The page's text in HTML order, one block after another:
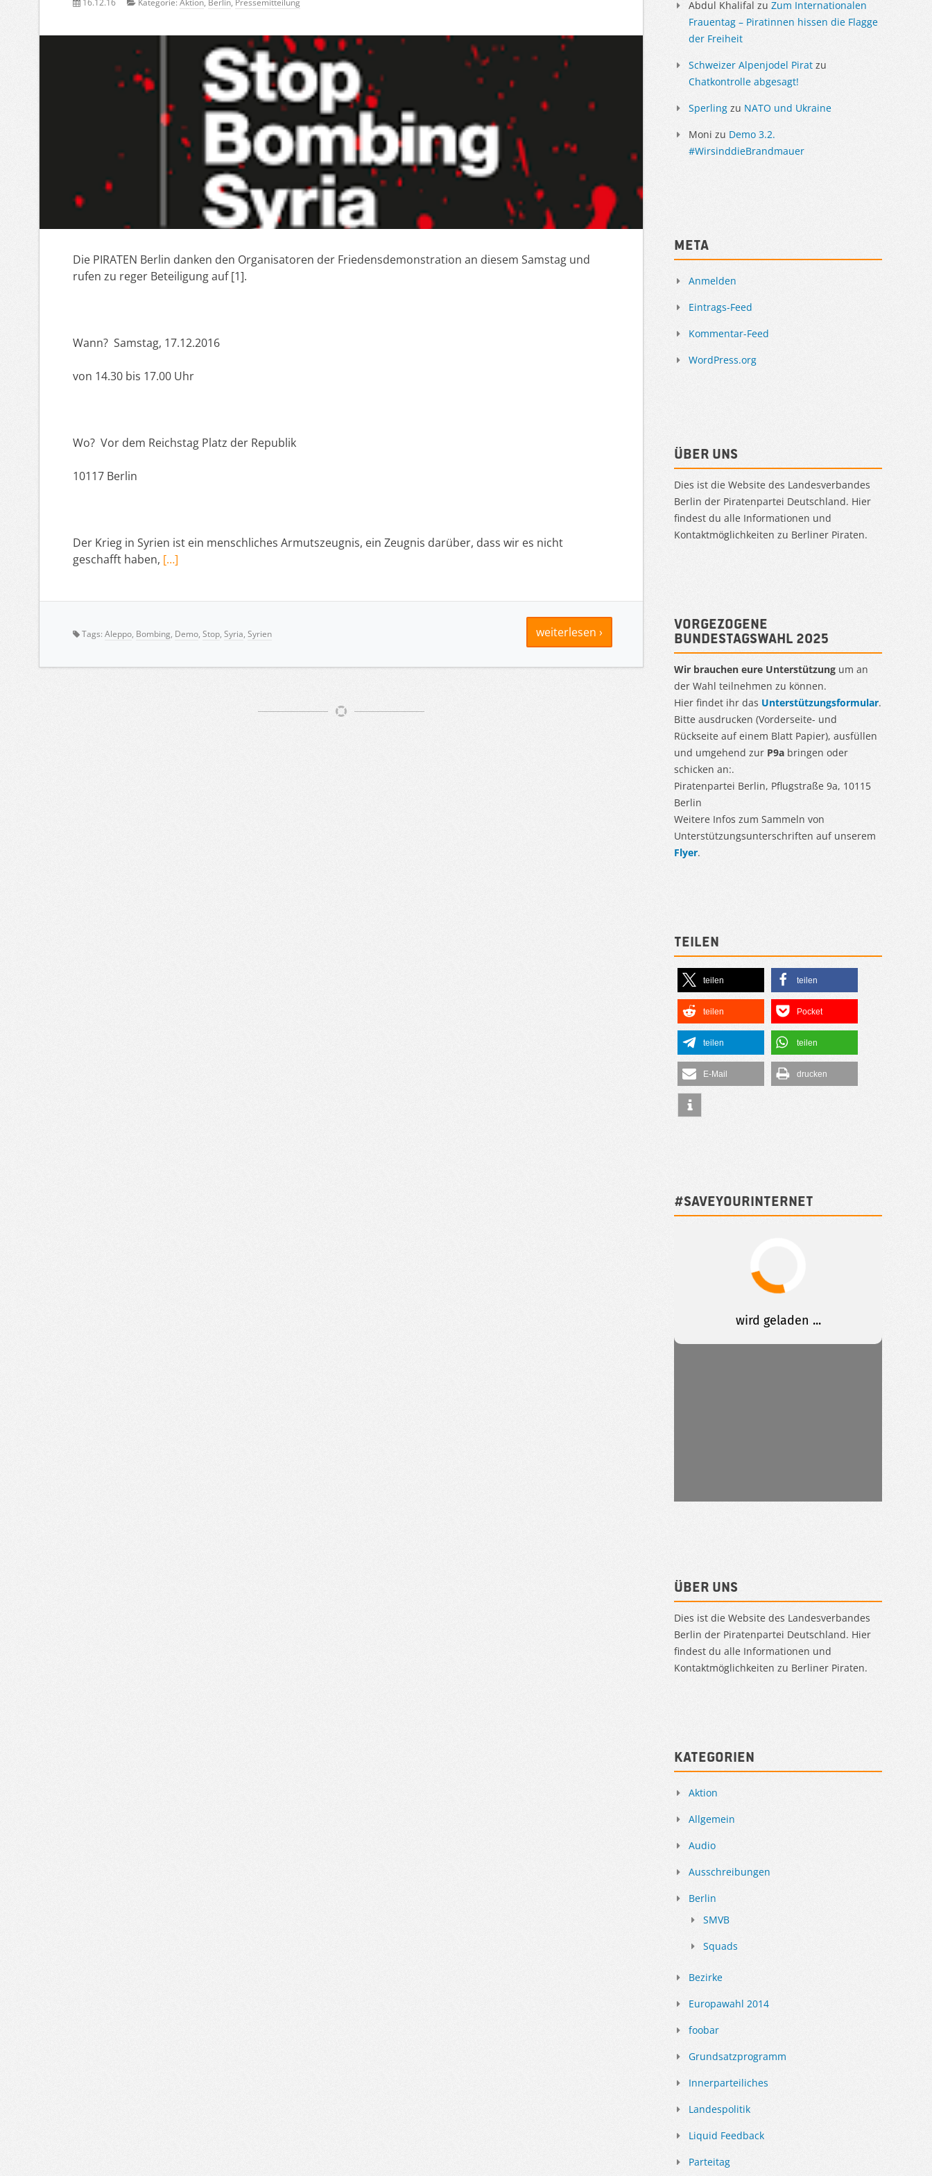
16.12.16 Kategorie: Aktion, Berlin, Pressemitteilung
Die PIRATEN Berlin danken den Organisatoren der Friedensdemonstration an diesem Samstag und
rufen zu reger Beteiligung auf [1].
Wann? Samstag, 17.12.2016
von 14.30 bis 17.00 Uhr
Wo? Vor dem Reichstag Platz der Republik
10117 Berlin
Der Krieg in Syrien ist ein menschliches Armutszeugnis, ein Zeugnis darüber, dass wir es nicht
geschafft haben, […]
weiterlesen ›
Tags: Aleppo, Bombing, Demo, Stop, Syria, Syrien
Abdul Khalifal zu Zum Internationalen
Frauentag – Piratinnen hissen die Flagge
der Freiheit
Schweizer Alpenjodel Pirat zu
Chatkontrolle abgesagt!
Sperling zu NATO und Ukraine
Moni zu Demo 3.2.
#WirsinddieBrandmauer
Meta
Anmelden
Eintrags-Feed
Kommentar-Feed
WordPress.org
Über uns
Dies ist die Website des Landesverbandes
Berlin der Piratenpartei Deutschland. Hier
findest du alle Informationen und
Kontaktmöglichkeiten zu Berliner Piraten.
Vorgezogene
Bundestagswahl 2025
Wir brauchen eure Unterstützung um an
der Wahl teilnehmen zu können.
Hier findet ihr das Unterstützungsformular.
Bitte ausdrucken (Vorderseite- und
Rückseite auf einem Blatt Papier), ausfüllen
und umgehend zur P9a bringen oder
schicken an:.
Piratenpartei Berlin, Pflugstraße 9a, 10115
Berlin
Weitere Infos zum Sammeln von
Unterstützungsunterschriften auf unserem
Flyer.
Teilen
teilen teilen
teilen Pocket
teilen teilen
E-Mail drucken
#SAVEYOURINTERNET
Über uns
Dies ist die Website des Landesverbandes
Berlin der Piratenpartei Deutschland. Hier
findest du alle Informationen und
Kontaktmöglichkeiten zu Berliner Piraten.
Kategorien
Aktion
Allgemein
Audio
Ausschreibungen
Berlin
SMVB
Squads
Bezirke
Europawahl 2014
foobar
Grundsatzprogramm
Innerparteiliches
Landespolitik
Liquid Feedback
Parteitag